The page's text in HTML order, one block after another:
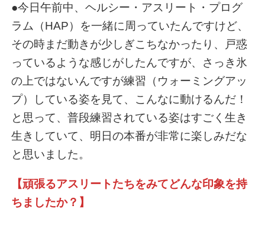
●今日午前中、ヘルシー・アスリート・プログ
ラム（HAP）を一緒に周っていたんですけど、
その時まだ動きが少しぎこちなかったり、戸惑
っているような感じがしたんですが、さっき氷
の上ではないんですが練習（ウォーミングアッ
プ）している姿を見て、こんなに動けるんだ！
と思って、普段練習されている姿はすごく生き
生きしていて、明日の本番が非常に楽しみだな
と思いました。
【頑張るアスリートたちをみてどんな印象を持
ちましたか？】